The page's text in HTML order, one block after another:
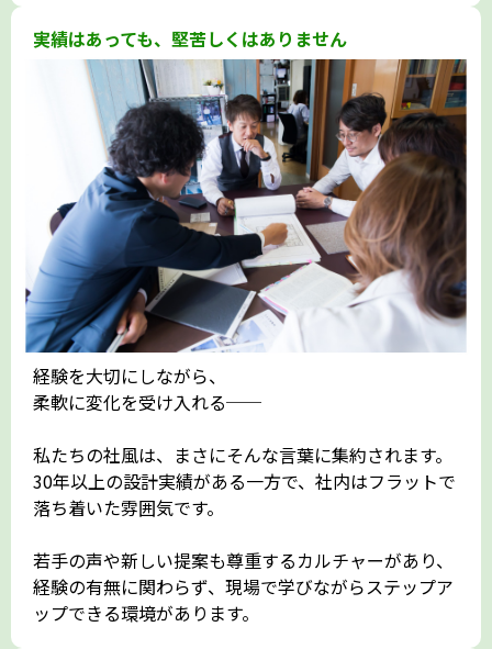
実績はあっても、堅苦しくはありません
経験を大切にしながら、
柔軟に変化を受け入れる──
私たちの社風は、まさにそんな言葉に集約されます。
30年以上の設計実績がある一方で、社内はフラットで
落ち着いた雰囲気です。
若手の声や新しい提案も尊重するカルチャーがあり、
経験の有無に関わらず、現場で学びながらステップア
ップできる環境があります。